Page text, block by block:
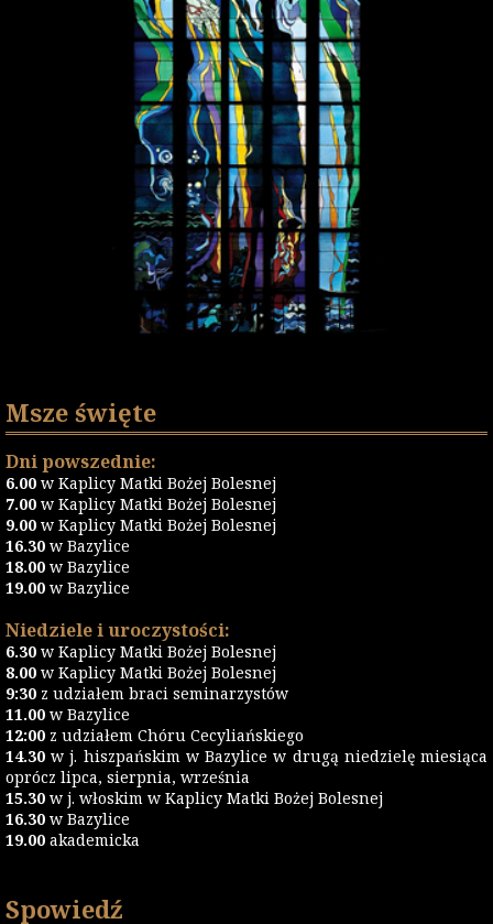
Msze święte
Dni powszednie:
6.00 w Kaplicy Matki Bożej Bolesnej
7.00 w Kaplicy Matki Bożej Bolesnej
9.00 w Kaplicy Matki Bożej Bolesnej
16.30 w Bazylice
18.00 w Bazylice
19.00 w Bazylice
Niedziele i uroczystości:
6.30 w Kaplicy Matki Bożej Bolesnej
8.00 w Kaplicy Matki Bożej Bolesnej
9:30 z udziałem braci seminarzystów
11.00 w Bazylice
12:00 z udziałem Chóru Cecyliańskiego
14.30 w j. hiszpańskim w Bazylice w drugą niedzielę miesiąca
oprócz lipca, sierpnia, września
15.30 w j. włoskim w Kaplicy Matki Bożej Bolesnej
16.30 w Bazylice
19.00 akademicka
Spowiedź